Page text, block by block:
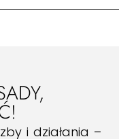
i działania –